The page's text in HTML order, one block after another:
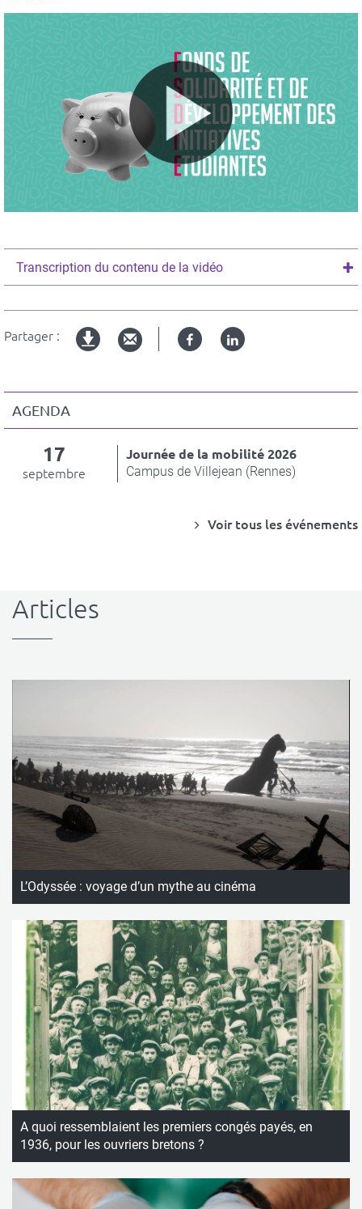
Transcription du contenu de la vidéo
Partager : FacebookLinked
AGENDA
17
septembre
Journée de la mobilité 2026
Campus de Villejean (Rennes)
Voir tous les événements
Articles
L’Odyssée : voyage d’un mythe au cinéma
A quoi ressemblaient les premiers congés payés, en
1936, pour les ouvriers bretons ?